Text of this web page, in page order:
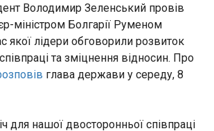
винищувач Cу-35!", –
Україні €70 млрд військової
Володимир Зеленський провів
міністром Болгарії Руменом
якої лідери обговорили розвиток
та зміцнення відносин. Про
глава держави у середу, 8
для нашої двосторонньої співпраці